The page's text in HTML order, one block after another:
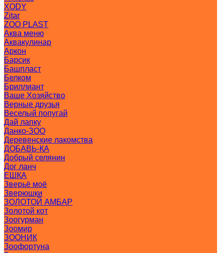
XODY
Zitar
ZOO PLAST
Аква меню
Аквакулинар
Аркон
Барсик
Башпласт
Белком
Бриллиант
Ваше Хозяйство
Верные друзья
Веселый попугай
Дай лапку
Данко-ЗОО
Деревенские лакомства
ДОБАВЬ-КА
Добрый селянин
Дог ланч
ЕШКА
Зверьё моё
Зверюшки
ЗОЛОТОЙ АМБАР
Золотой кот
Зоогурман
Зоомир
ЗООНИК
Зоофортуна